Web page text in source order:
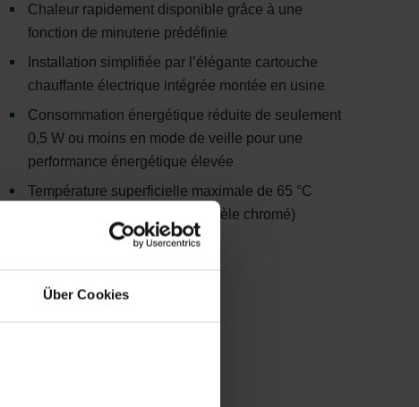
Über Cookies
Chaleur rapidement disponible grâce à une
fonction de minuterie prédéfinie
Installation simplifiée par l’élégante cartouche
chauffante électrique intégrée montée en usine
Consommation énergétique réduite de seulement
0,5 W ou moins en mode de veille pour une
performance énergétique élevée
Température superficielle maximale de 65 °C
pour une sécurité accrue (modèle chromé)